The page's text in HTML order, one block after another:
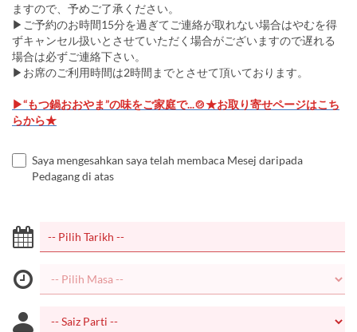
ますので、予めご了承ください。
▶ご予約のお時間15分を過ぎてご連絡が取れない場合はやむを得
ずキャンセル扱いとさせていただく場合がございますので遅れる
場合は必ずご連絡下さい。
▶お席のご利用時間は2時間までとさせて頂いております。
▶“もつ鍋おおやま”の味をご家庭で...🍲★お取り寄せページはこち
らから★
Saya mengesahkan saya telah membaca Mesej daripada
Pedagang di atas